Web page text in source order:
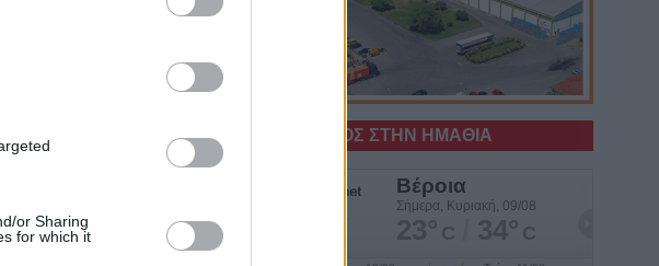
or Sharing
for which it
βαψίματα σε τοίχους
Ο ΚΑΙΡΟΣ ΣΤΗΝ ΗΜΑΘΙΑ